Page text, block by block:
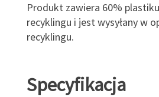
Produkt zawiera 60%
recyklingu i jest wysyłany w
recyklingu.
Specyfikacja